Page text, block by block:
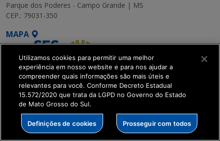
Parque dos Poderes - Campo Grande | MS
CEP.: 79031-350
MAPA
SETDIG | Secretaria-
Executiva de
Transformação Digital
Utilizamos cookies para permitir uma melhor
experiência em nosso website e para nos ajudar a
compreender quais informações são mais úteis e
relevantes para você. Conforme Decreto Estadual
15.572/2020 que trata da LGPD no Governo do Estado
de Mato Grosso do Sul.
Definições de cookies Prosseguir com todos